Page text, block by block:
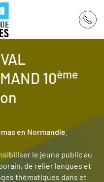
10ème
en Normandie.
le jeune public au
de relier langues et
thématiques dans et